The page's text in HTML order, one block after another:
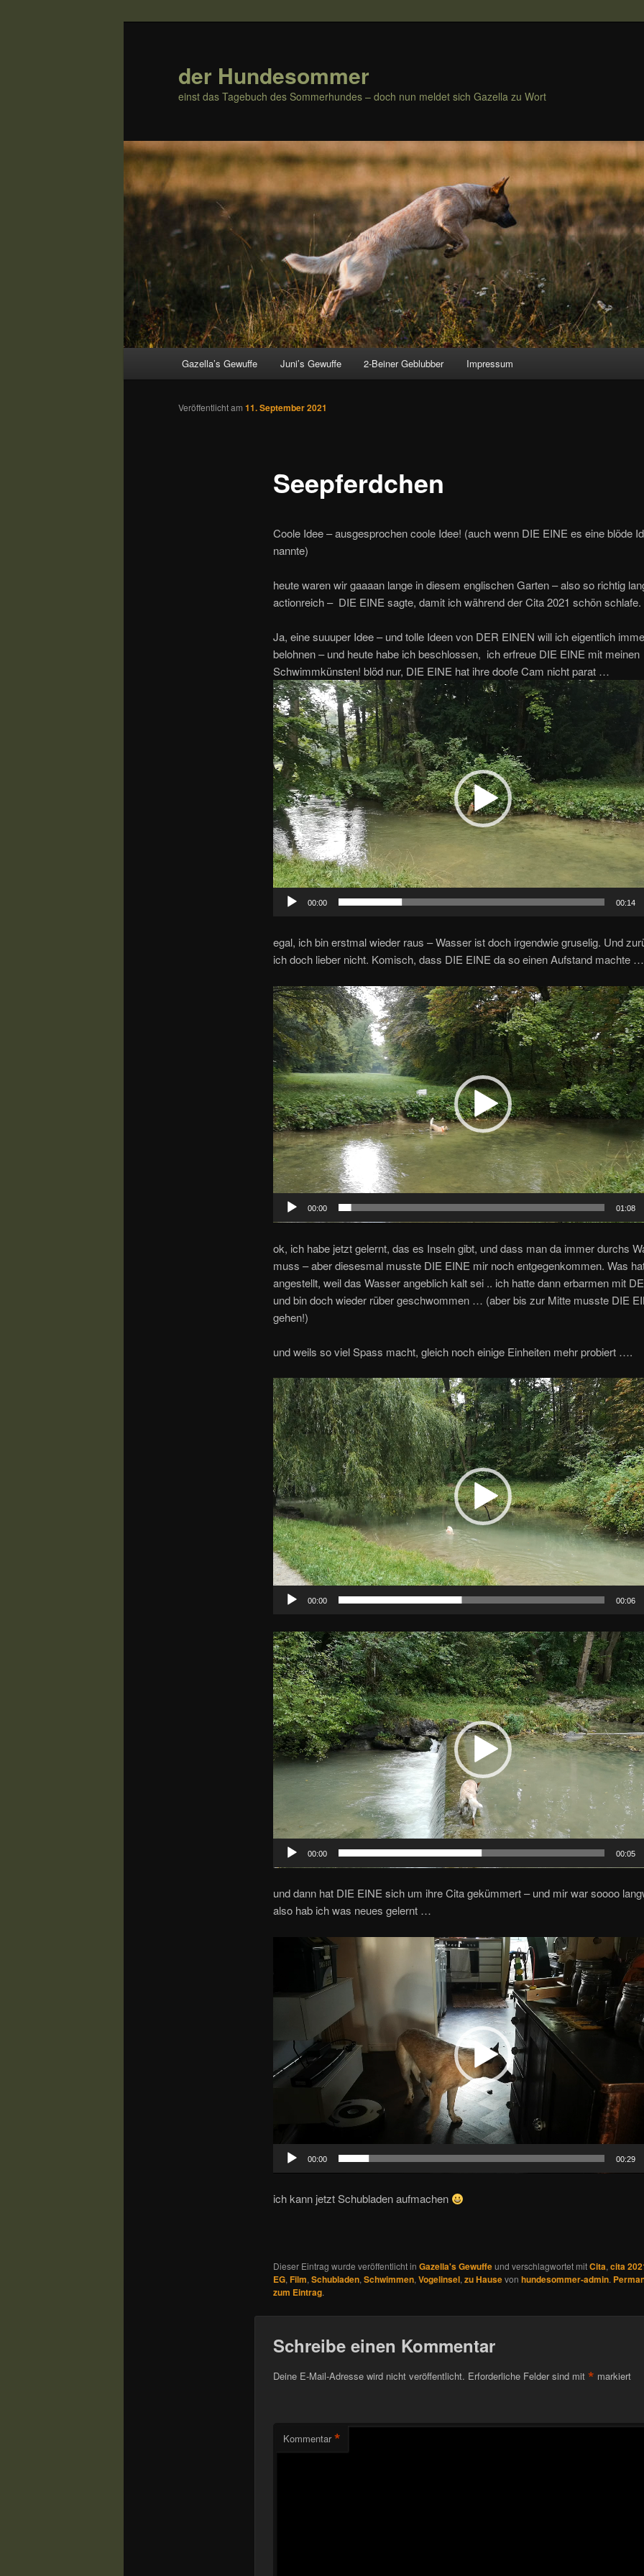
der Hundesommer
einst das Tagebuch des Sommerhundes – doch nun meldet sich Gazella zu Wort
Gazella’s Gewuffe Juni’s Gewuffe 2-Beiner Geblubber Impressum
Seepferdchen
Veröffentlicht am 11. September 2021
Coole Idee – ausgesprochen coole Idee! (auch wenn DIE EINE es eine blöde
nannte)
heute waren wir gaaaan lange in diesem englischen Garten – also so richtig
actionreich – DIE EINE sagte, damit ich während der Cita 2021 schön schlafe.
Ja, eine suuuper Idee – und tolle Ideen von DER EINEN will ich eigentlich
belohnen – und heute habe ich beschlossen, ich erfreue DIE EINE mit meinen
Schwimmkünsten! blöd nur, DIE EINE hat ihre doofe Cam nicht parat …
Video-
Player
00:00 00:14
egal, ich bin erstmal wieder raus – Wasser ist doch irgendwie gruselig. Und
ich doch lieber nicht. Komisch, dass DIE EINE da so einen Aufstand machte …
Video-
Player
00:00 01:08
ok, ich habe jetzt gelernt, das es Inseln gibt, und dass man da immer durchs
muss – aber diesesmal musste DIE EINE mir noch entgegenkommen. Was
angestellt, weil das Wasser angeblich kalt sei .. ich hatte dann erbarmen mit
und bin doch wieder rüber geschwommen … (aber bis zur Mitte musste DIE
gehen!)
und weils so viel Spass macht, gleich noch einige Einheiten mehr probiert ….
Video-
Player
00:00 00:06
Video-
Player
00:00 00:05
und dann hat DIE EINE sich um ihre Cita gekümmert – und mir war soooo
also hab ich was neues gelernt …
00:00 00:29
ich kann jetzt Schubladen aufmachen
Dieser Eintrag wurde veröffentlicht in Gazella's Gewuffeund verschlagwortet mitCita, cita
EG, Film, Schubladen, Schwimmen, Vogelinsel, zu Hausevon hundesommer-admin.
zum Eintrag.
Schreibe einen Kommentar
Deine E-Mail-Adresse wird nicht veröffentlicht. Erforderliche Felder sind mit * markiert
Kommentar *